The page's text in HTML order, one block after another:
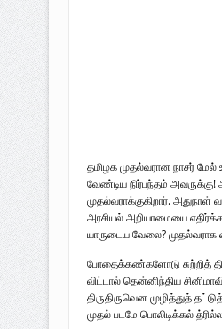
தமிழக முதல்வரான நாசர் மேல்
வேண்டிய நிர்பந்தம்
முதல்வராக்குகிறார்.
அரசியல் அறியாமையை
யாருடைய வேலை?
போதைக்கண்களோடு சுற்றித்
விட்டால் தென்னிந்திய
திருதிருவென முழித்துத்
முதல் படமே பொலிடிக்கல்